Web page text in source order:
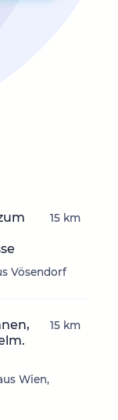
Vösendorf
15 km
Wien,
15 km